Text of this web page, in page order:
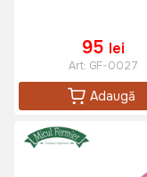
95 lei
Art: GF-0027
Adaugă